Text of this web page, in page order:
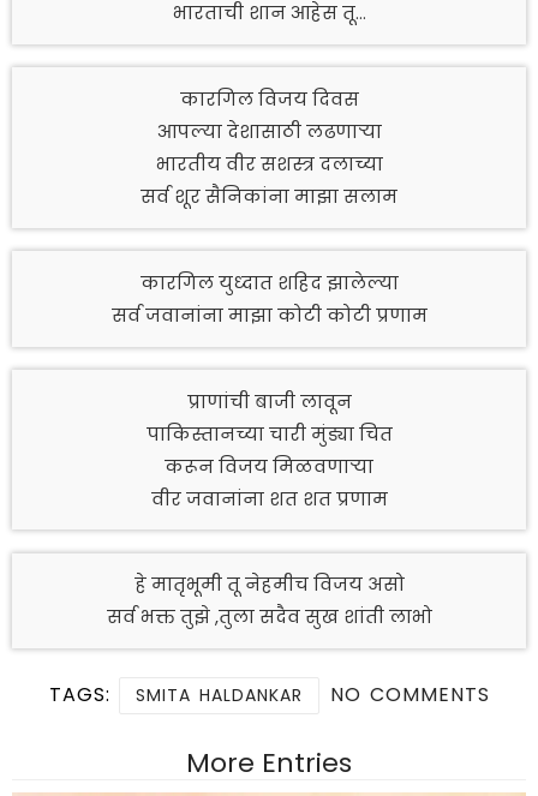
भारताची शान आहेस तू…
कारगिल विजय दिवस
आपल्या देशासाठी लढणाऱ्या
भारतीय वीर सशस्त्र दलाच्या
सर्व शूर सैनिकांना माझा सलाम
कारगिल युध्दात शहिद झालेल्या
सर्व जवानांना माझा कोटी कोटी प्रणाम
प्राणांची बाजी लावून
पाकिस्तानच्या चारी मुंड्या चित
करून विजय मिळवणाऱ्या
वीर जवानांना शत शत प्रणाम
हे मातृभूमी तू नेहमीच विजय असो
सर्व भक्त तुझे ,तुला सदैव सुख शांती लाभो
TAGS: SMITA HALDANKAR NO COMMENTS
More Entries